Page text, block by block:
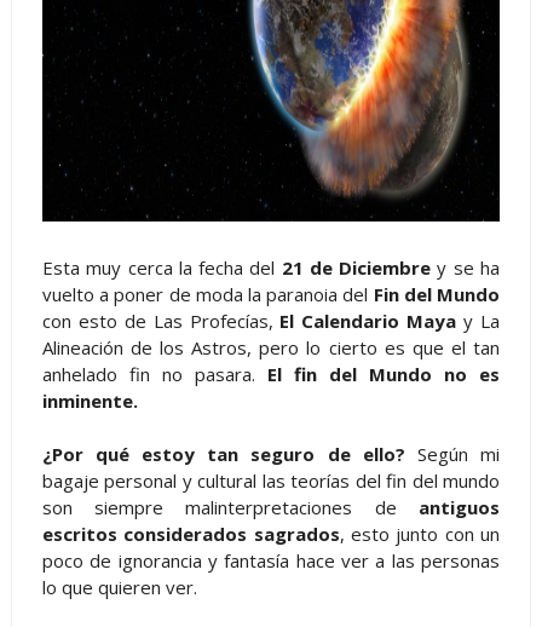
Esta muy cerca la fecha del 21 de Diciembre y se ha
vuelto a poner de moda la paranoia del Fin del Mundo
con esto de Las Profecías, El Calendario Maya y La
Alineación de los Astros, pero lo cierto es que el tan
anhelado fin no pasara. El fin del Mundo no es
inminente.
¿Por qué estoy tan seguro de ello? Según mi
bagaje personal y cultural las teorías del fin del mundo
son siempre malinterpretaciones de antiguos
escritos considerados sagrados, esto junto con un
poco de ignorancia y fantasía hace ver a las personas
lo que quieren ver.